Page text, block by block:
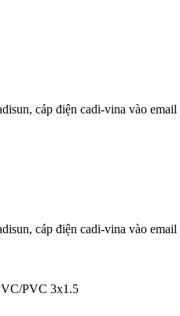
cáp điện cadi-vina vào
cáp điện cadi-vina vào
PVC 3x1.5